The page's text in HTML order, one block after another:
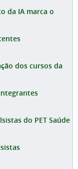
da IA marca o
dos cursos da
do PET Saúde